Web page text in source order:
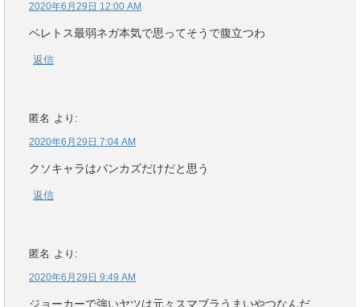
2020年6月29日 12:00 AM
ベレトス最弱ネガ本気で思ってそうで腹立つわ
返信
匿名 より:
2020年6月29日 7:04 AM
クソキャラはバンカズだけだと思う
返信
匿名 より:
2020年6月29日 9:49 AM
ジョーカーで強いヤツは元々スマブラうまいやつなんだ